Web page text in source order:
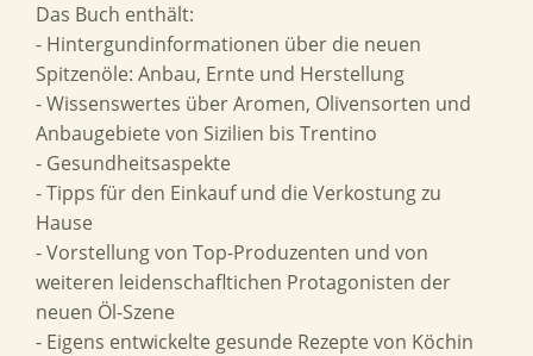
Das Buch enthält:
- Hintergundinformationen über die neuen
Spitzenöle: Anbau, Ernte und Herstellung
- Wissenswertes über Aromen, Olivensorten und
Anbaugebiete von Sizilien bis Trentino
- Gesundheitsaspekte
- Tipps für den Einkauf und die Verkostung zu
Hause
- Vorstellung von Top-Produzenten und von
weiteren leidenschafltichen Protagonisten der
neuen Öl-Szene
- Eigens entwickelte gesunde Rezepte von Köchin